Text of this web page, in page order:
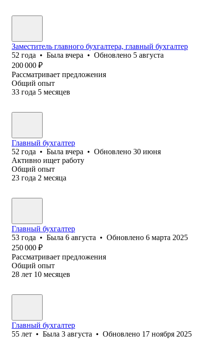
Заместитель главного бухгалтера, главный бухгалтер
52 года • Была вчера • Обновлено 5 августа
200 000 ₽
Рассматривает предложения
Общий опыт
33 года 5 месяцев
Главный бухгалтер
52 года • Была вчера • Обновлено 30 июня
Активно ищет работу
Общий опыт
23 года 2 месяца
Главный бухгалтер
53 года • Была 6 августа • Обновлено 6 марта 2025
250 000 ₽
Рассматривает предложения
Общий опыт
28 лет 10 месяцев
Главный бухгалтер
55 лет • Была 3 августа • Обновлено 17 ноября 2025